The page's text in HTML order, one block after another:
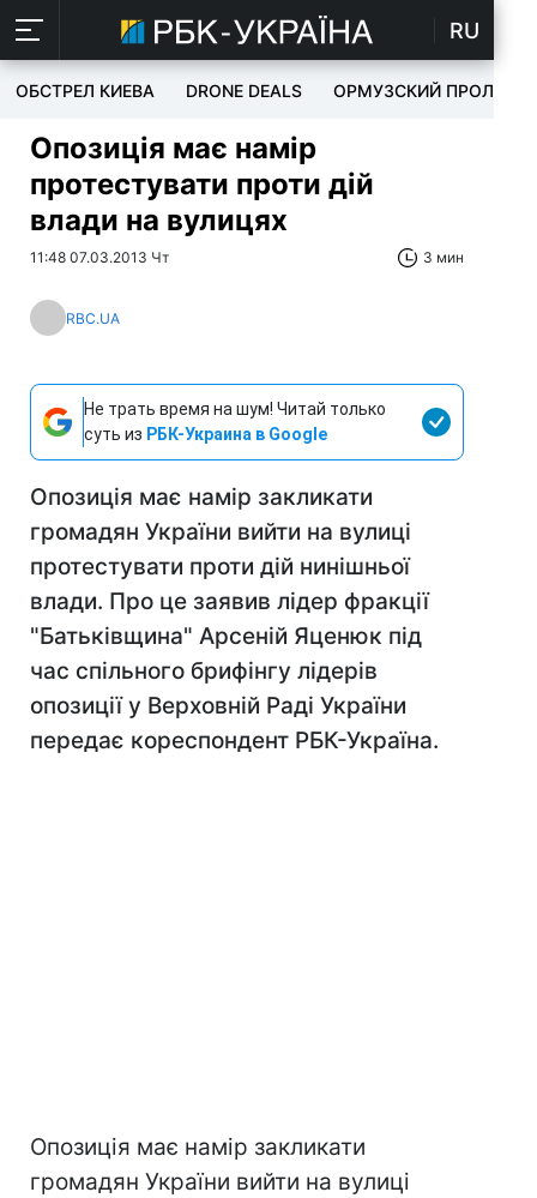
RU
ОБСТРЕЛ КИЕВА DRONE DEALS ОРМУЗСКИЙ ПРОЛИВ
Опозиція має намір
протестувати проти дій
влади на вулицях
11:48 07.03.2013 Чт 3 мин
RBC.UA
Не трать время на шум! Читай только
суть из РБК-Украина в Google
Опозиція має намір закликати
громадян України вийти на вулиці
протестувати проти дій нинішньої
влади. Про це заявив лідер фракції
"Батьківщина" Арсеній Яценюк під
час спільного брифінгу лідерів
опозиції у Верховній Раді України
передає кореспондент РБК-Україна.
Опозиція має намір закликати
громадян України вийти на вулиці